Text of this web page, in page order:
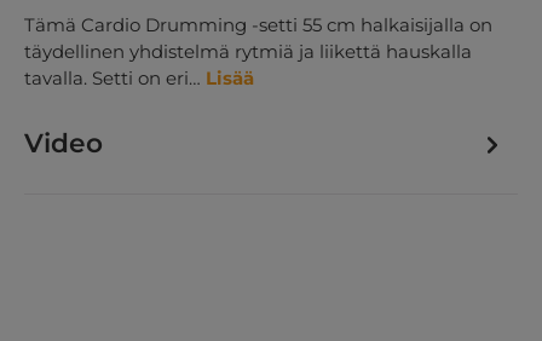
Tämä Cardio Drumming -setti 55 cm halkaisijalla on
täydellinen yhdistelmä rytmiä ja liikettä hauskalla
tavalla. Setti on eri… Lisää
Video